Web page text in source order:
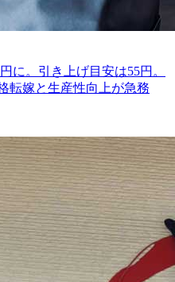
に。引き上げ目安は55円。
転嫁と生産性向上が急務